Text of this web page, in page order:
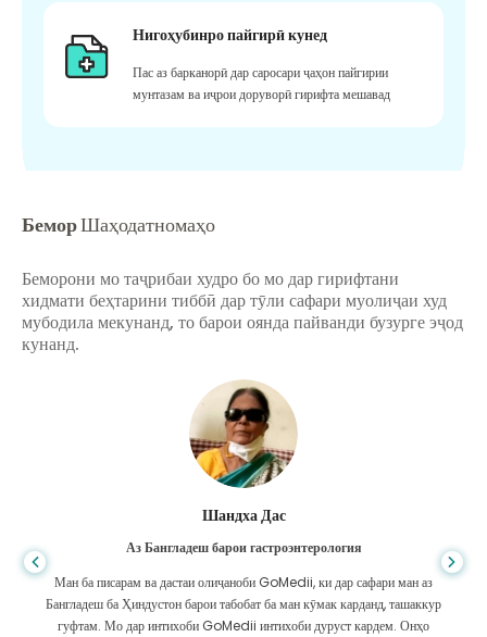
Нигоҳубинро пайгирӣ кунед
Пас аз барканорӣ дар саросари ҷаҳон пайгирии
мунтазам ва иҷрои доруворӣ гирифта мешавад
БеморШаҳодатномаҳо
Беморони мо таҷрибаи худро бо мо дар гирифтани
хидмати беҳтарини тиббӣ дар тӯли сафари муолиҷаи худ
мубодила мекунанд, то барои оянда пайванди бузурге эҷод
кунанд.
Шандха Дас
Аз Бангладеш барои гастроэнтерология
Ман ба писарам ва дастаи олиҷаноби GoMedii, ки дар сафари ман аз
Бангладеш ба Ҳиндустон барои табобат ба ман кӯмак карданд, ташаккур
гуфтам. Мо дар интихоби GoMedii интихоби дуруст кардем. Онҳо